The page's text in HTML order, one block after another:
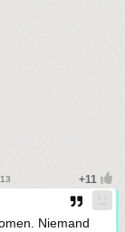
Niemand